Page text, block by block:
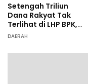
Setengah Triliun
Dana Rakyat Tak
Terlihat di LHP BPK,
Legislator PDIP DPRD
Investigatif
DAERAH